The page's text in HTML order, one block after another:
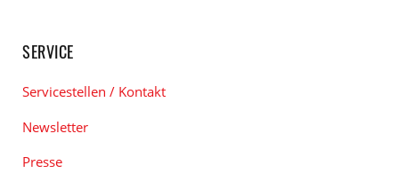
SERVICE
Servicestellen / Kontakt
Newsletter
Presse